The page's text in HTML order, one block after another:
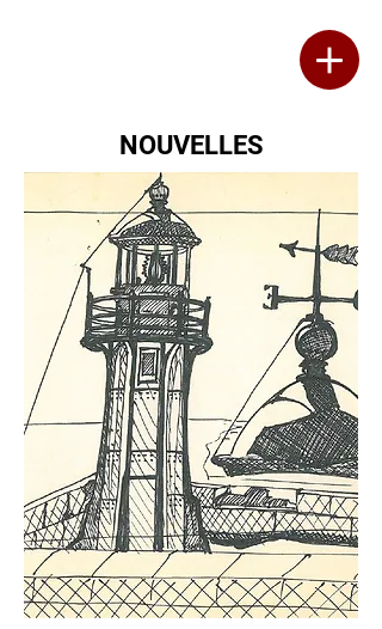
NOUVELLES